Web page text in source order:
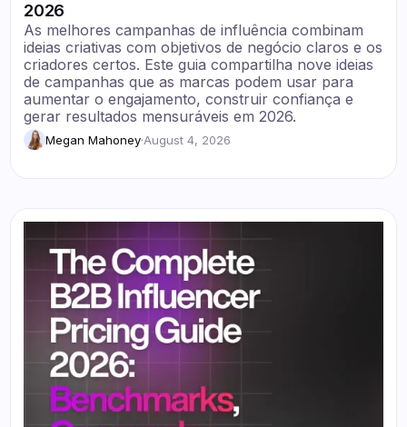
2026
As melhores campanhas de influência combinam
ideias criativas com objetivos de negócio claros e os
criadores certos. Este guia compartilha nove ideias
de campanhas que as marcas podem usar para
aumentar o engajamento, construir confiança e
gerar resultados mensuráveis em 2026.
Megan Mahoney·August 4, 2026